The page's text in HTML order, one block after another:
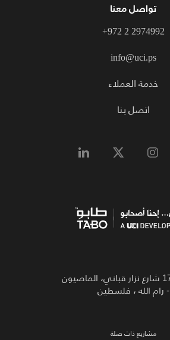
العنوان : 17 شارع نزار قباني، الماصيون
- رام الله ، فلسطين
مشاريع ذات صلة
تواصل معنا
+972 2 2974992
info@uci.ps
خدمة العملاء
اتصل بنا